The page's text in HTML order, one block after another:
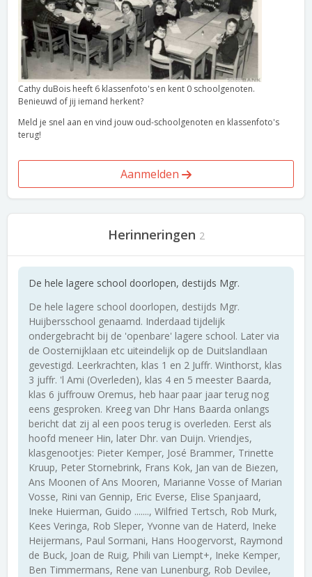
Cathy duBois heeft 6 klassenfoto's en kent 0 schoolgenoten.
Benieuwd of jij iemand herkent?
Meld je snel aan en vind jouw oud-schoolgenoten en klassenfoto's
terug!
Aanmelden
Herinneringen 2
De hele lagere school doorlopen, destijds Mgr.
De hele lagere school doorlopen, destijds Mgr.
Huijbersschool genaamd. Inderdaad tijdelijk
ondergebracht bij de 'openbare' lagere school. Later via
de Oosternijklaan etc uiteindelijk op de Duitslandlaan
gevestigd. Leerkrachten, klas 1 en 2 Juffr. Winthorst, klas
3 juffr. 'l Ami (Overleden), klas 4 en 5 meester Baarda,
klas 6 juffrouw Oremus, heb haar paar jaar terug nog
eens gesproken. Kreeg van Dhr Hans Baarda onlangs
bericht dat zij al een poos terug is overleden. Eerst als
hoofd meneer Hin, later Dhr. van Duijn. Vriendjes,
klasgenootjes: Pieter Kemper, José Brammer, Trinette
Kruup, Peter Stornebrink, Frans Kok, Jan van de Biezen,
Ans Moonen of Ans Mooren, Marianne Vosse of Marian
Vosse, Rini van Gennip, Eric Everse, Elise Spanjaard,
Ineke Huierman, Guido ......., Wilfried Tertsch, Rob Murk,
Kees Veringa, Rob Sleper, Yvonne van de Haterd, Ineke
Heijermans, Paul Sormani, Hans Hoogervorst, Raymond
de Buck, Joan de Ruig, Phili van Liempt+, Ineke Kemper,
Ben Timmermans, Rene van Lunenburg, Rob Devilee,